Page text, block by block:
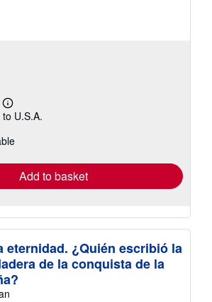
Learn
more
shipping
U.S.A.
Add to basket
eternidad. ¿Quién escribió la
de la conquista de la